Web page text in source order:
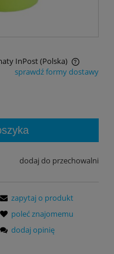
InPost(Polska)
płatności
sprawdź formy dostawy
dodaj do przechowalni
zapytaj o produkt
poleć znajomemu
dodaj opinię